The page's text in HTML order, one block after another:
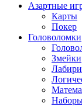
Азартные
Карты
Покер
Головоломки
Змейки